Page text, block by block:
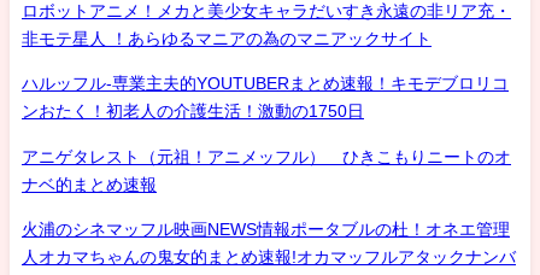
ロボットアニメ！メカと美少女キャラだいすき永遠の非リア充・
非モテ星人 ！あらゆるマニアの為のマニアックサイト
ハルッフル-専業主夫的YOUTUBERまとめ速報！キモデブロリコ
ンおたく！初老人の介護生活！激動の1750日
アニゲタレスト（元祖！アニメッフル） ひきこもりニートのオ
ナベ的まとめ速報
火浦のシネマッフル映画NEWS情報ポータブルの杜！オネエ管理
人オカマちゃんの鬼女的まとめ速報!オカマッフルアタックナンバ